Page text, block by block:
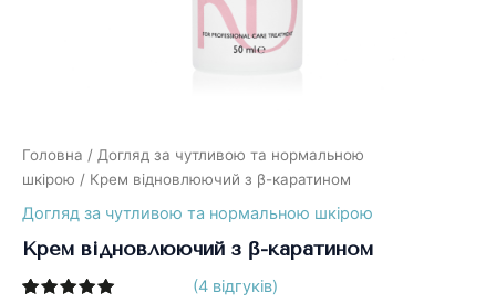
Головна / Догляд за чутливою та нормальною
шкірою / Крем відновлюючий з β-каратином
Догляд за чутливою та нормальною шкірою
Крем відновлюючий з β-каратином
(4 відгуків)